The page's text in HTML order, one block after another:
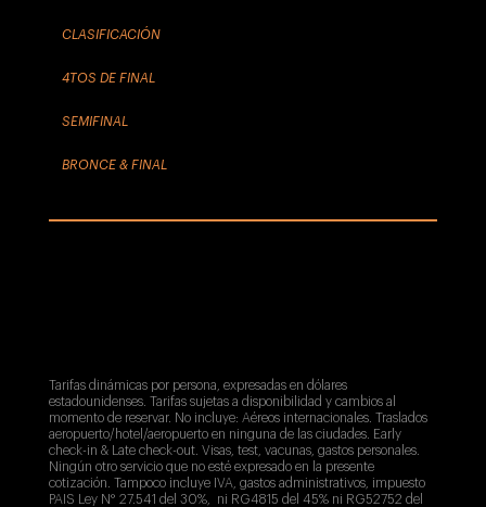
CLASIFICACIÓN
4TOS DE FINAL
SEMIFINAL
BRONCE & FINAL
Tarifas dinámicas por persona, expresadas en dólares
estadounidenses. Tarifas sujetas a disponibilidad y cambios al
momento de reservar. No incluye: Aéreos internacionales. Traslados
aeropuerto/hotel/aeropuerto en ninguna de las ciudades. Early
check-in & Late check-out. Visas, test, vacunas, gastos personales.
Ningún otro servicio que no esté expresado en la presente
cotización. Tampoco incluyeIVA, gastos administrativos, impuesto
PAIS Ley N° 27.541 del 30%, ni RG4815 del 45% ni RG52752 del